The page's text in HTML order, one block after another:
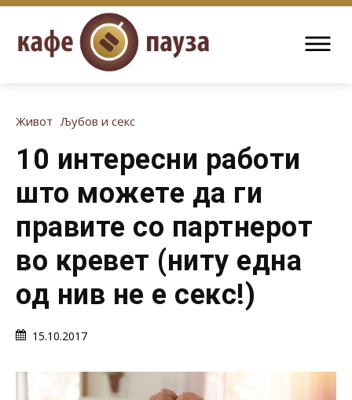
Живот Љубов и секс
10 интересни работи
што можете да ги
правите со партнерот
во кревет (ниту една
од нив не е секс!)
15.10.2017